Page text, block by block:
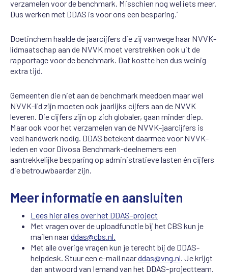
verzamelen voor de benchmark. Misschien nog wel iets meer.
Dus werken met DDAS is voor ons een besparing.’
Doetinchem haalde de jaarcijfers die zij vanwege haar NVVK-
lidmaatschap aan de NVVK moet verstrekken ook uit de
rapportage voor de benchmark. Dat kostte hen dus weinig
extra tijd.
Gemeenten die niet aan de benchmark meedoen maar wel
NVVK-lid zijn moeten ook jaarlijks cijfers aan de NVVK
leveren. Die cijfers zijn op zich globaler, gaan minder diep.
Maar ook voor het verzamelen van de NVVK-jaarcijfers is
veel handwerk nodig. DDAS betekent daarmee voor NVVK-
leden en voor Divosa Benchmark-deelnemers een
aantrekkelijke besparing op administratieve lasten én cijfers
die betrouwbaarder zijn.
Meer informatie en aansluiten
Lees hier alles over het DDAS-project
Met vragen over de uploadfunctie bij het CBS kun je
mailen naarddas@cbs.nl.
Met alle overige vragen kun je terecht bij de DDAS-
helpdesk. Stuur een e-mail naarddas@vng.nl . Je krijgt
dan antwoord van Iemand van het DDAS-projectteam.